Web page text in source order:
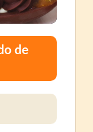
de